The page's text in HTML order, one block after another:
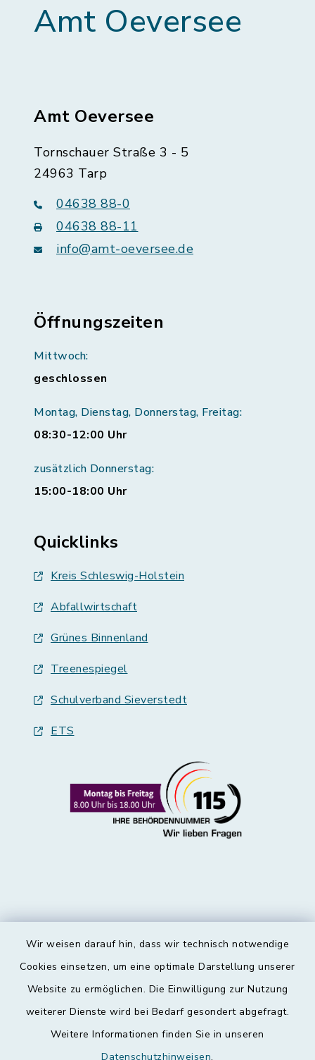
Wir weisen darauf hin, dass wir technisch notwendige
Cookies einsetzen, um eine optimale Darstellung unserer
Website zu ermöglichen. Die Einwilligung zur Nutzung
weiterer Dienste wird bei Bedarf gesondert abgefragt.
Weitere Informationen finden Sie in unseren
Datenschutzhinweisen.
Amt Oeversee
Amt Oeversee
Tornschauer Straße 3 - 5
24963 Tarp
04638 88-0
04638 88-11
info@amt-oeversee.de
Öffnungszeiten
Mittwoch:
geschlossen
Montag, Dienstag, Donnerstag, Freitag:
08:30-12:00 Uhr
zusätzlich Donnerstag:
15:00-18:00 Uhr
Quicklinks
Kreis Schleswig-Holstein
Abfallwirtschaft
Grünes Binnenland
Treenespiegel
Schulverband Sieverstedt
ETS
Kontakt
Datenschutz